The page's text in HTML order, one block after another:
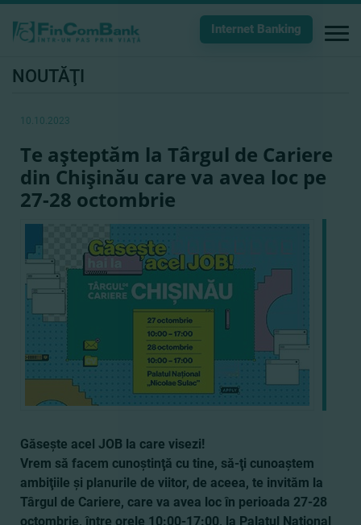
Internet Banking
NOUTĂŢI
10.10.2023
Te aşteptăm la Târgul de Cariere
din Chişinău care va avea loc pe
27-28 octombrie
Găseşte acel JOB la care visezi!
Vrem să facem cunoştinţă cu tine, să-ţi cunoaştem
ambiţiile şi planurile de viitor, de aceea, te invităm la
Târgul de Cariere, care va avea loc în perioada 27-28
octombrie, între orele 10:00-17:00, la Palatul Naţional